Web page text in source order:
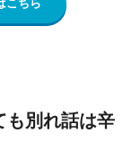
こちら
も別れ話は辛